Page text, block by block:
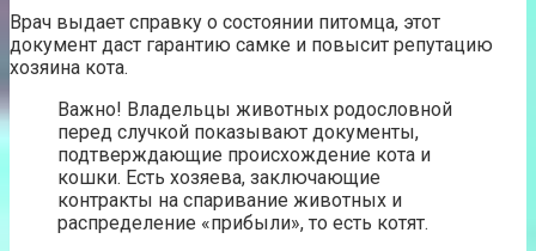
Врач выдает справку о состоянии питомца, этот
документ даст гарантию самке и повысит репутацию
хозяина кота.
Важно! Владельцы животных родословной
перед случкой показывают документы,
подтверждающие происхождение кота и
кошки. Есть хозяева, заключающие
контракты на спаривание животных и
распределение «прибыли», то есть котят.